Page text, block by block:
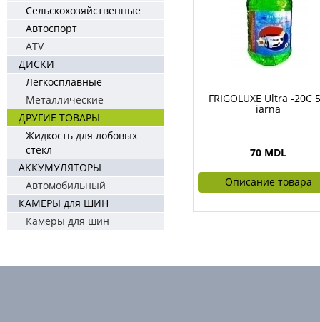
Сельскохозяйственные
Автоспорт
ATV
ДИСКИ
Легкосплавные
Металлические
ДРУГИЕ ТОВАРЫ
Жидкость для лобовых
стекл
АККУМУЛЯТОРЫ
Автомобильный
КАМЕРЫ для ШИН
Камеры для шин
FRIGOLUXE Ultra -20C
iarna
70 MDL
Описание товара